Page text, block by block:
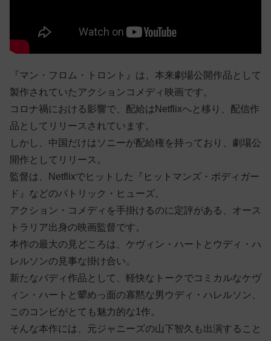
『マン・フロム・トロント』は、本来劇場公開作品として
製作されていたアクションコメディ映画です。
コロナ禍における影響で、配給はNetflixへと移り、配信作
品としてリリースされています。
しかし、中国だけはソニーが配給権を持っており、劇場公
開作としてリリース。
監督は、Netflixでヒットした『ヒットマンズ・ボディガー
ド』などのパトリック・ヒューズ。
アクション・コメディを手掛けるのに定評がある、オース
トラリア出身の映画監督です。
本作の最大の見どころは、ケヴィン・ハートとウディ・ハ
レルソンの見事な掛け合い。
新たなバディ作品として、軽快なトークでコミカルなケヴ
ィン・ハートと顰めっ面の寡黙な男ウディ・ハレルソン、
このコンビがとても魅力的な1作。
そんな本作には、元ジャニーズの山下智久も出演すること